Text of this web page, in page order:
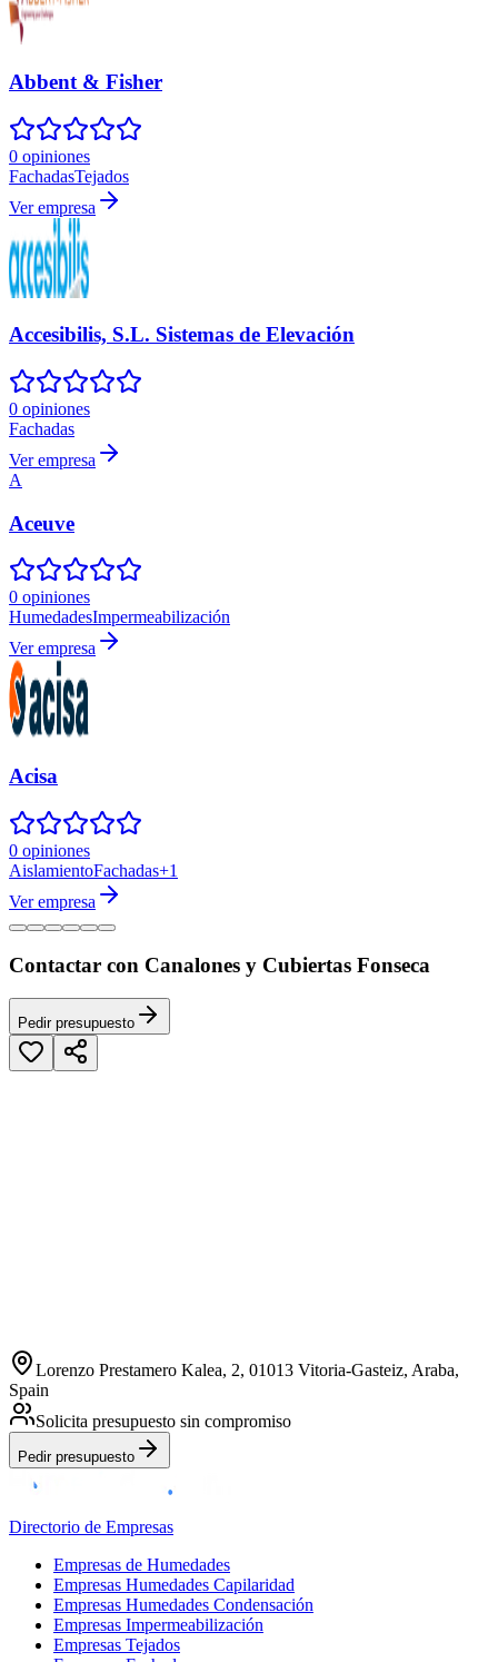
Abbent & Fisher
0 opiniones
FachadasTejados
Ver empresa
Accesibilis, S.L. Sistemas de Elevación
0 opiniones
Fachadas
Ver empresa
A
Aceuve
0 opiniones
HumedadesImpermeabilización
Ver empresa
Acisa
0 opiniones
AislamientoFachadas+1
Ver empresa
Contactar con Canalones y Cubiertas Fonseca
Pedir presupuesto
Lorenzo Prestamero Kalea, 2, 01013 Vitoria-Gasteiz, Araba,
Spain
Solicita presupuesto sin compromiso
Pedir presupuesto
Directorio de Empresas
Empresas de Humedades
Empresas Humedades Capilaridad
Empresas Humedades Condensación
Empresas Impermeabilización
Empresas Tejados